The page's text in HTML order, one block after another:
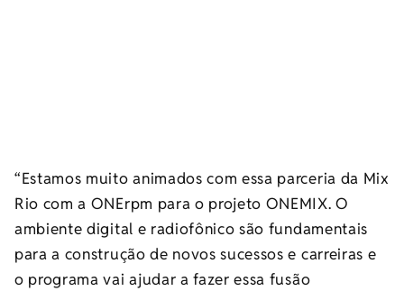
“Estamos muito animados com essa parceria da Mix
Rio com a ONErpm para o projeto ONEMIX. O
ambiente digital e radiofônico são fundamentais
para a construção de novos sucessos e carreiras e
o programa vai ajudar a fazer essa fusão